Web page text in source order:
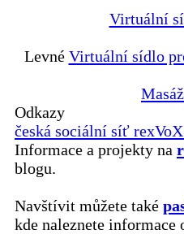
Virtuální
Levné Virtuální sídlo
Odkazy
česká sociální síť
Informace a projekty na
blogu.
Navštívit můžete také
kde naleznete informace